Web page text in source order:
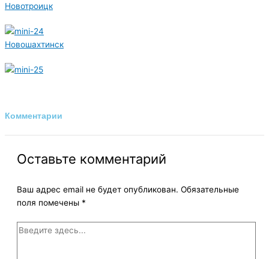
Новотроицк
Новошахтинск
Комментарии
Оставьте комментарий
Ваш адрес email не будет опубликован. Обязательные
поля помечены *
Введите